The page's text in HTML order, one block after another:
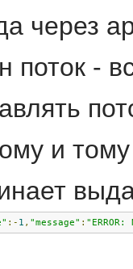
через
поток -
и
:- 1 , "message" :